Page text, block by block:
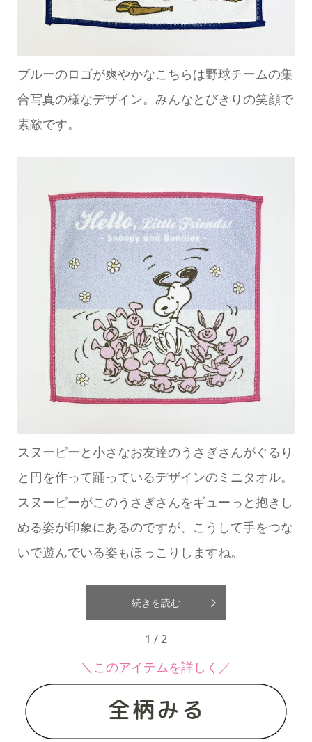
ブルーのロゴが爽やかなこちらは野球チームの集
合写真の様なデザイン。みんなとびきりの笑顔で
素敵です。
スヌーピーと小さなお友達のうさぎさんがぐるり
と円を作って踊っているデザインのミニタオル。
スヌーピーがこのうさぎさんをギューっと抱きし
める姿が印象にあるのですが、こうして手をつな
いで遊んでいる姿もほっこりしますね。
続きを読む
1 / 2
＼このアイテムを詳しく／